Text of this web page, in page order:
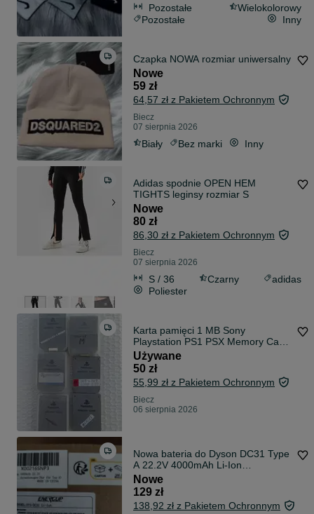
Pozostałe
Wielokolorowy
Pozostałe
Inny
Czapka NOWA rozmiar uniwersalny
Nowe
59 zł
64,57 zł z Pakietem Ochronnym
Biecz
07 sierpnia 2026
Biały Bez marki Inny
Adidas spodnie OPEN HEM
TIGHTS leginsy rozmiar S
Nowe
80 zł
86,30 zł z Pakietem Ochronnym
Biecz
07 sierpnia 2026
S / 36 Czarny
adidas
Poliester
Karta pamięci 1 MB Sony
Playstation PS1 PSX Memory Card
SCPH-1020
Używane
50 zł
55,99 zł z Pakietem Ochronnym
Biecz
06 sierpnia 2026
Nowa bateria do Dyson DC31 Type
A 22.2V 4000mAh Li-Ion
ENERGUP
Nowe
129 zł
138,92 zł z Pakietem Ochronnym